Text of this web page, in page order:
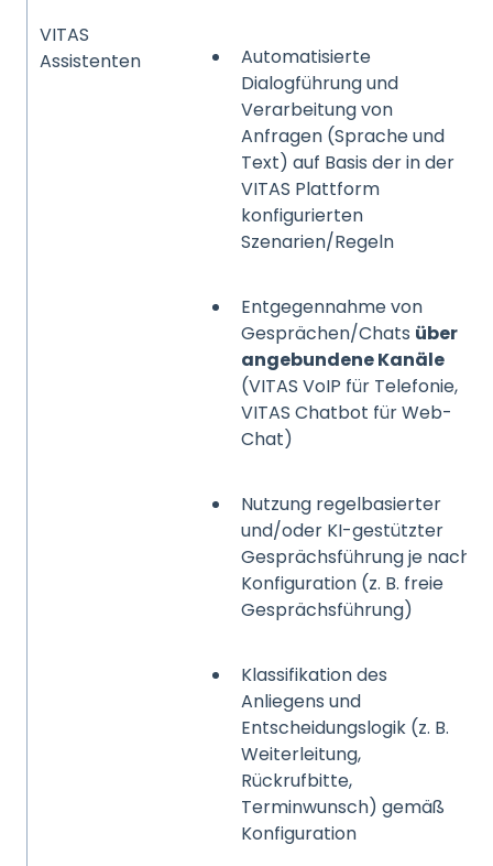
VITAS
Assistenten
Automatisierte
Dialogführung und
Verarbeitung von
Anfragen (Sprache und
Text) auf Basis der in der
VITAS Plattform
konfigurierten
Szenarien/Regeln
Entgegennahme von
Gesprächen/Chats über
angebundene Kanäle
(VITAS VoIP für Telefonie,
VITAS Chatbot für Web-
Chat)
Nutzung regelbasierter
und/oder KI-gestützter
Gesprächsführung je nach
Konfiguration (z. B. freie
Gesprächsführung)
Klassifikation des
Anliegens und
Entscheidungslogik (z. B.
Weiterleitung,
Rückrufbitte,
Terminwunsch) gemäß
Konfiguration